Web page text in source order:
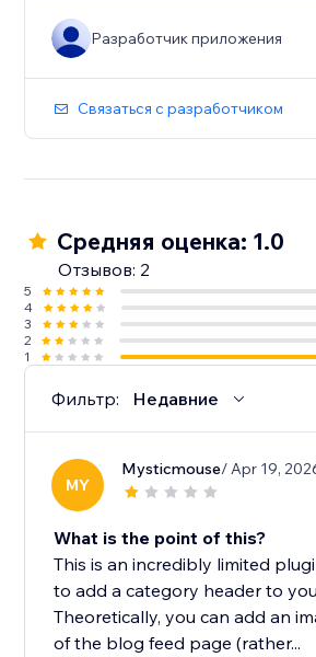
Разработчик приложения
Связаться с разработчиком
Средняя оценка: 1.0
Отзывов: 2
5
4
3
2
1
Фильтр: Недавние
MY
Mysticmouse/ Apr 19,
What is the point of this?
This is an incredibly limited
to add a category header to
Theoretically, you can add an
of the blog feed page (rather...